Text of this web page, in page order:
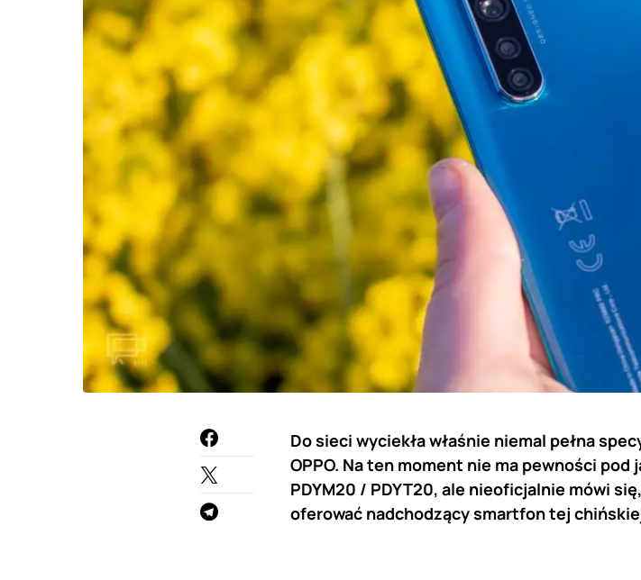
Do sieci wyciekła właśnie niemal pełna
OPPO. Na ten moment nie ma pewności
PDYM20 / PDYT20, ale nieoficjalnie mówi
oferować nadchodzący smartfon tej